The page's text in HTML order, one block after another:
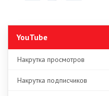
YouTube
Накрутка просмотров
Накрутка подписчиков